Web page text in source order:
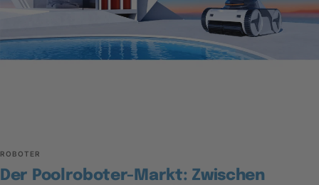
ROBOTER
Der Poolroboter-Markt: Zwischen